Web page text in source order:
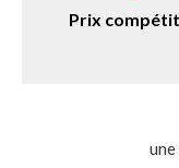
Prix